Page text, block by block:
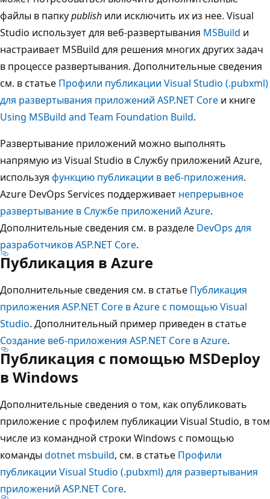
файлы в папкуpublish или исключить их из нее. Visual
Studio использует для веб-развертывания MSBuild и
настраивает MSBuild для решения многих других задач
в процессе развертывания. Дополнительные сведения
см. в статье Профили публикации Visual Studio (.pubxml)
для развертывания приложений ASP.NET Core и книге
Using MSBuild and Team Foundation Build.
Развертывание приложений можно выполнять
напрямую из Visual Studio в Службу приложений Azure,
используя функцию публикации в веб-приложения.
Azure DevOps Services поддерживает непрерывное
развертывание в Службе приложений Azure.
Дополнительные сведения см. в разделе DevOps для
разработчиков ASP.NET Core.
Публикация в Azure
Дополнительные сведения см. в статье Публикация
приложения ASP.NET Core в Azure с помощью Visual
Studio. Дополнительный пример приведен в статье
Создание веб-приложения ASP.NET Core в Azure.
Публикация с помощью MSDeploy
в Windows
Дополнительные сведения о том, как опубликовать
приложение с профилем публикации Visual Studio, в том
числе из командной строки Windows с помощью
команды dotnet msbuild, см. в статье Профили
публикации Visual Studio (.pubxml) для развертывания
приложений ASP.NET Core.